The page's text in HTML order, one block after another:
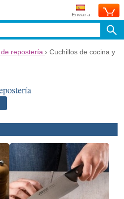
Enviar a:
repostería › Cuchillos de cocina y